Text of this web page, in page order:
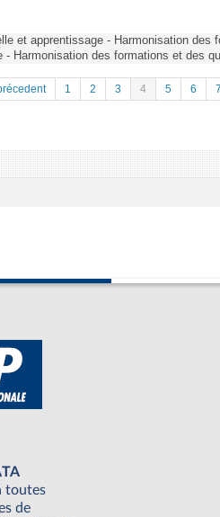
et apprentissage - Harmonisation des
- Harmonisation des formations et des
1 2 3 4 5 6
toutes
de